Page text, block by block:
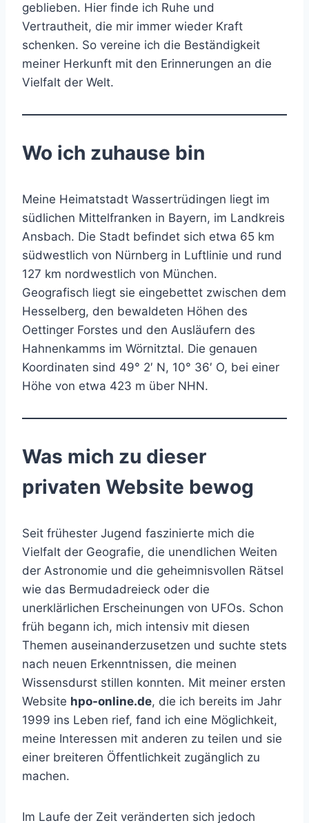
geblieben. Hier finde ich Ruhe und
Vertrautheit, die mir immer wieder Kraft
schenken. So vereine ich die Beständigkeit
meiner Herkunft mit den Erinnerungen an die
Vielfalt der Welt.
Wo ich zuhause bin
Meine Heimatstadt Wassertrüdingen liegt im
südlichen Mittelfranken in Bayern, im Landkreis
Ansbach. Die Stadt befindet sich etwa 65 km
südwestlich von Nürnberg in Luftlinie und rund
127 km nordwestlich von München.
Geografisch liegt sie eingebettet zwischen dem
Hesselberg, den bewaldeten Höhen des
Oettinger Forstes und den Ausläufern des
Hahnenkamms im Wörnitztal. Die genauen
Koordinaten sind 49° 2′ N, 10° 36′ O, bei einer
Höhe von etwa 423 m über NHN.
Was mich zu dieser
privaten Website bewog
Seit frühester Jugend faszinierte mich die
Vielfalt der Geografie, die unendlichen Weiten
der Astronomie und die geheimnisvollen Rätsel
wie das Bermudadreieck oder die
unerklärlichen Erscheinungen von UFOs. Schon
früh begann ich, mich intensiv mit diesen
Themen auseinanderzusetzen und suchte stets
nach neuen Erkenntnissen, die meinen
Wissensdurst stillen konnten. Mit meiner ersten
Website hpo-online.de, die ich bereits im Jahr
1999 ins Leben rief, fand ich eine Möglichkeit,
meine Interessen mit anderen zu teilen und sie
einer breiteren Öffentlichkeit zugänglich zu
machen.
Im Laufe der Zeit veränderten sich jedoch